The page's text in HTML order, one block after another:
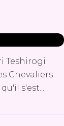
Teshirogi
Chevaliers
s'est...